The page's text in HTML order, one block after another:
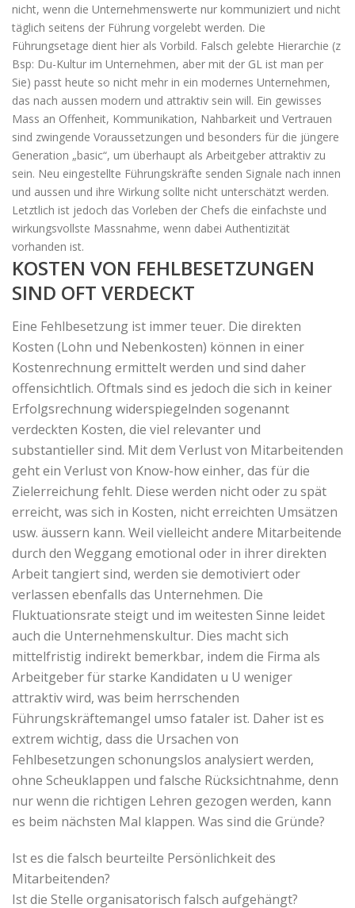
nicht, wenn die Unternehmenswerte nur kommuniziert und nicht
täglich seitens der Führung vorgelebt werden. Die
Führungsetage dient hier als Vorbild. Falsch gelebte Hierarchie (z
Bsp: Du-Kultur im Unternehmen, aber mit der GL ist man per
Sie) passt heute so nicht mehr in ein modernes Unternehmen,
das nach aussen modern und attraktiv sein will. Ein gewisses
Mass an Offenheit, Kommunikation, Nahbarkeit und Vertrauen
sind zwingende Voraussetzungen und besonders für die jüngere
Generation „basic“, um überhaupt als Arbeitgeber attraktiv zu
sein. Neu eingestellte Führungskräfte senden Signale nach innen
und aussen und ihre Wirkung sollte nicht unterschätzt werden.
Letztlich ist jedoch das Vorleben der Chefs die einfachste und
wirkungsvollste Massnahme, wenn dabei Authentizität
vorhanden ist.
KOSTEN VON FEHLBESETZUNGEN
SIND OFT VERDECKT
Eine Fehlbesetzung ist immer teuer. Die direkten
Kosten (Lohn und Nebenkosten) können in einer
Kostenrechnung ermittelt werden und sind daher
offensichtlich. Oftmals sind es jedoch die sich in keiner
Erfolgsrechnung widerspiegelnden sogenannt
verdeckten Kosten, die viel relevanter und
substantieller sind. Mit dem Verlust von Mitarbeitenden
geht ein Verlust von Know-how einher, das für die
Zielerreichung fehlt. Diese werden nicht oder zu spät
erreicht, was sich in Kosten, nicht erreichten Umsätzen
usw. äussern kann. Weil vielleicht andere Mitarbeitende
durch den Weggang emotional oder in ihrer direkten
Arbeit tangiert sind, werden sie demotiviert oder
verlassen ebenfalls das Unternehmen. Die
Fluktuationsrate steigt und im weitesten Sinne leidet
auch die Unternehmenskultur. Dies macht sich
mittelfristig indirekt bemerkbar, indem die Firma als
Arbeitgeber für starke Kandidaten u U weniger
attraktiv wird, was beim herrschenden
Führungskräftemangel umso fataler ist. Daher ist es
extrem wichtig, dass die Ursachen von
Fehlbesetzungen schonungslos analysiert werden,
ohne Scheuklappen und falsche Rücksichtnahme, denn
nur wenn die richtigen Lehren gezogen werden, kann
es beim nächsten Mal klappen. Was sind die Gründe?
Ist es die falsch beurteilte Persönlichkeit des
Mitarbeitenden?
Ist die Stelle organisatorisch falsch aufgehängt?